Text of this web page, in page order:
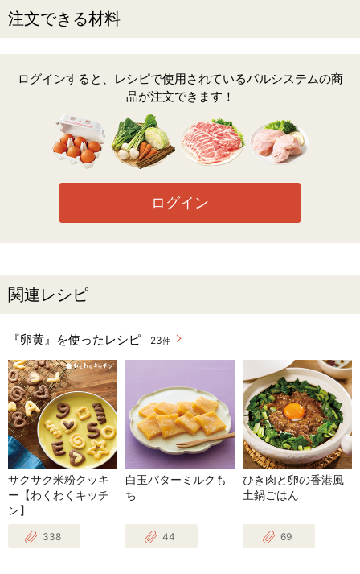
注文できる材料
ログインすると、レシピで使用されているパルシステムの商
品が注文できます！
ログイン
関連レシピ
『卵黄』を使ったレシピ 23件
サクサク米粉クッキ
ー【わくわくキッチ
ン】
338
白玉バターミルクも
ち
44
ひき肉と卵の香港風
土鍋ごはん
69